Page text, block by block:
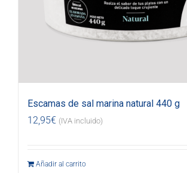
Escamas de sal marina natural 440 g
12,95€ (IVA incluido)
Añadir al carrito